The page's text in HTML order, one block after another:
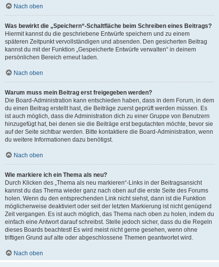
Nach oben
Was bewirkt die „Speichern“-Schaltfläche beim Schreiben eines Beitrags?
Hiermit kannst du die geschriebene Entwürfe speichern und zu einem
späteren Zeitpunkt vervollständigen und absenden. Den gesicherten Beitrag
kannst du mit der Funktion „Gespeicherte Entwürfe verwalten“ in deinem
persönlichen Bereich erneut laden.
Nach oben
Warum muss mein Beitrag erst freigegeben werden?
Die Board-Administration kann entschieden haben, dass in dem Forum, in dem
du einen Beitrag erstellt hast, die Beiträge zuerst geprüft werden müssen. Es
ist auch möglich, dass die Administration dich zu einer Gruppe von Benutzern
hinzugefügt hat, bei denen sie die Beiträge erst begutachten möchte, bevor sie
auf der Seite sichtbar werden. Bitte kontaktiere die Board-Administration, wenn
du weitere Informationen dazu benötigst.
Nach oben
Wie markiere ich ein Thema als neu?
Durch Klicken des „Thema als neu markieren“-Links in der Beitragsansicht
kannst du das Thema wieder ganz nach oben auf die erste Seite des Forums
holen. Wenn du den entsprechenden Link nicht siehst, dann ist die Funktion
möglicherweise deaktiviert oder seit der letzten Markierung ist nicht genügend
Zeit vergangen. Es ist auch möglich, das Thema nach oben zu holen, indem du
einfach eine Antwort darauf schreibst. Stelle jedoch sicher, dass du die Regeln
dieses Boards beachtest! Es wird meist nicht gerne gesehen, wenn ohne
triftigen Grund auf alte oder abgeschlossene Themen geantwortet wird.
Nach oben